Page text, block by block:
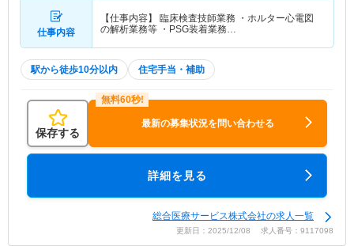
仕事内容
【仕事内容】 臨床検査技師業務 ・ホルター心電図
の解析業務等 ・PSG装着業務…
駅から徒歩10分以内 住宅手当・補助
保存する
最新の募集状況を問い合わせる
詳細を見る
総合医療サービス株式会社の求人一覧
更新日：2025/12/08 求人番号：9117098